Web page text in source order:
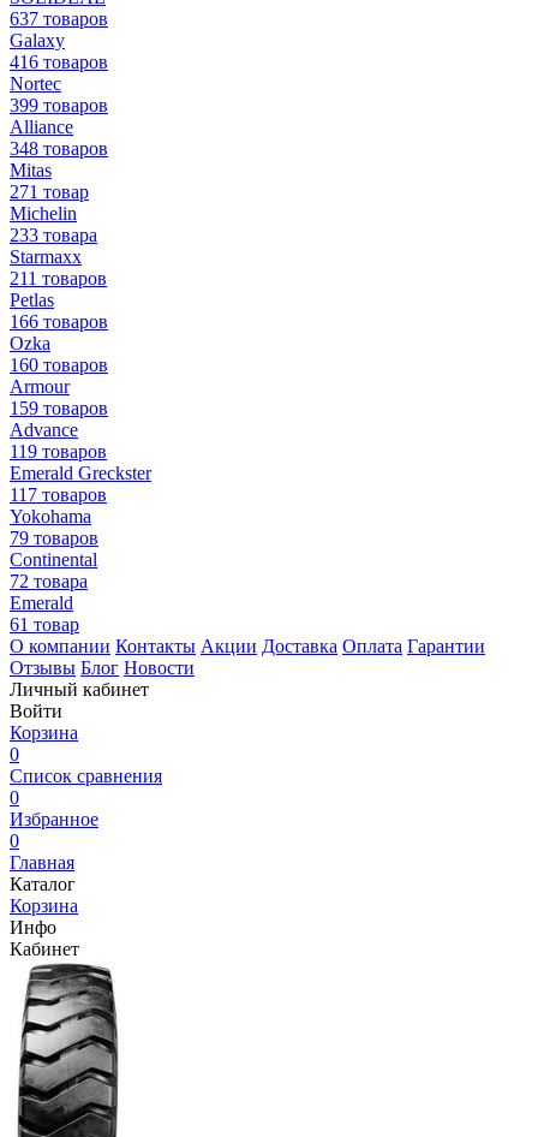
637 товаров
Galaxy
416 товаров
Nortec
399 товаров
Alliance
348 товаров
Mitas
271 товар
Michelin
233 товара
Starmaxx
211 товаров
Petlas
166 товаров
Ozka
160 товаров
Armour
159 товаров
Advance
119 товаров
Emerald Greckster
117 товаров
Yokohama
79 товаров
Continental
72 товара
Emerald
61 товар
О компании Контакты Акции Доставка Оплата Гарантии
Отзывы Блог Новости
Личный кабинет
Войти
Корзина
0
Список сравнения
0
Избранное
0
Главная
Каталог
Корзина
Инфо
Кабинет